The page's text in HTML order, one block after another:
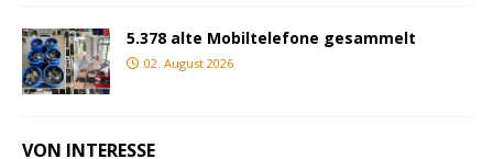
5.378 alte Mobiltelefone gesammelt
02. August 2026
VON INTERESSE